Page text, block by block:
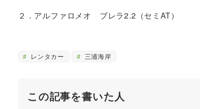
２．アルファロメオ ブレラ2.2（セミAT）
レンタカー 三浦海岸
この記事を書いた人